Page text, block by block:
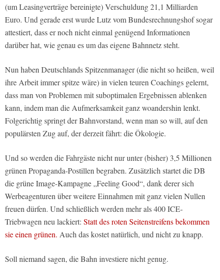
(um Leasingverträge bereinigte) Verschuldung 21,1 Milliarden
Euro. Und gerade erst wurde Lutz vom Bundesrechnungshof sogar
attestiert, dass er noch nicht einmal genügend Informationen
darüber hat, wie genau es um das eigene Bahnnetz steht.
Nun haben Deutschlands Spitzenmanager (die nicht so heißen, weil
ihre Arbeit immer spitze wäre) in vielen teuren Coachings gelernt,
dass man von Problemen mit suboptimalen Ergebnissen ablenken
kann, indem man die Aufmerksamkeit ganz woandershin lenkt.
Folgerichtig springt der Bahnvorstand, wenn man so will, auf den
populärsten Zug auf, der derzeit fährt: die Ökologie.
Und so werden die Fahrgäste nicht nur unter (bisher) 3,5 Millionen
grünen Propaganda-Postillen begraben. Zusätzlich startet die DB
die grüne Image-Kampagne „Feeling Good“, dank derer sich
Werbeagenturen über weitere Einnahmen mit ganz vielen Nullen
freuen dürfen. Und schließlich werden mehr als 400 ICE-
Triebwagen neu lackiert: Statt des roten Seitenstreifens bekommen
sie einen grünen. Auch das kostet natürlich, und nicht zu knapp.
Soll niemand sagen, die Bahn investiere nicht genug.